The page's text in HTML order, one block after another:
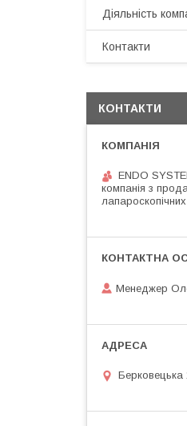
Діяльність
Контакти
КОНТАКТИ
ENDO
компанія з
лапароскопічних
Менеджер
Берковецька